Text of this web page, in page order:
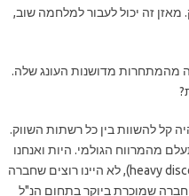
זה יכול לעבור למלחמה שוב,
מהמתחרות מדושנות העונג שלה.
קל להשוות בין כל רשתות השווק.
מהמרווח הגולמי. היות ואנחנו
מדברים על רשתות הבי דיסקאונט (heavy discount), לא היינו רוצים שחברה
שמוכרת ביוקר בתחום הנ"ל